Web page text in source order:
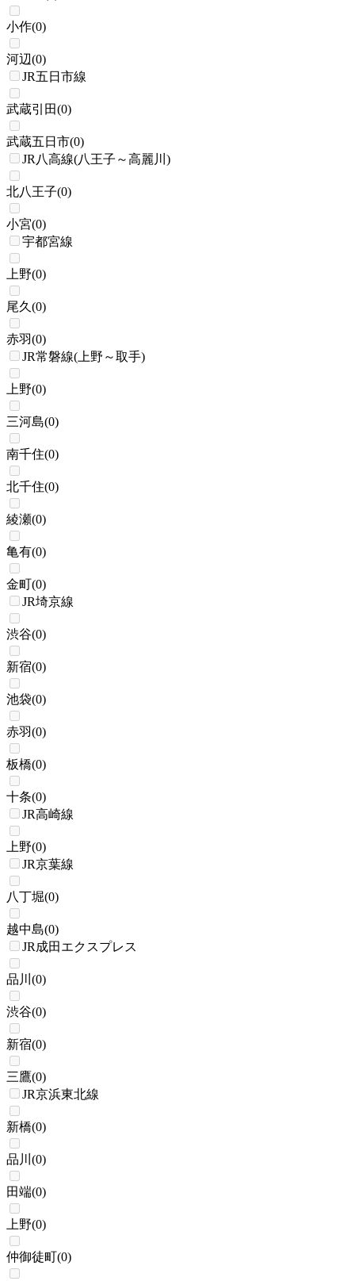
小作(0)
河辺(0)
JR五日市線
武蔵引田(0)
武蔵五日市(0)
JR八高線(八王子～高麗川)
北八王子(0)
小宮(0)
宇都宮線
上野(0)
尾久 (0)
赤羽(0)
JR常磐線(上野～取手)
上野(0)
三河島(0)
南千住(0)
北千住(0)
綾瀬(0)
亀有(0)
金町(0)
JR埼京線
渋谷(0)
新宿(0)
池袋(0)
赤羽(0)
板橋(0)
十条(0)
JR高崎線
上野(0)
JR京葉線
八丁堀(0)
越中島(0)
JR成田エクスプレス
品川 (0)
渋谷(0)
新宿(0)
三鷹(0)
JR京浜東北線
新橋(0)
品川 (0)
田端(0)
上野(0)
仲御徒町(0)